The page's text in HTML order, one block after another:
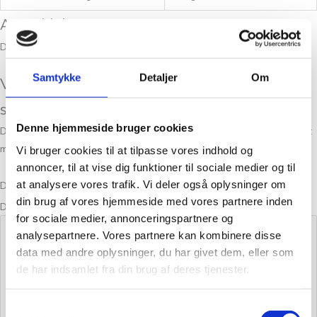
Samtykke Detaljer Om
Denne hjemmeside bruger cookies
Vi bruger cookies til at tilpasse vores indhold og
annoncer, til at vise dig funktioner til sociale medier og til
at analysere vores trafik. Vi deler også oplysninger om
din brug af vores hjemmeside med vores partnere inden
for sociale medier, annonceringspartnere og
analysepartnere. Vores partnere kan kombinere disse
data med andre oplysninger, du har givet dem, eller som
de har indsamlet fra din brug af deres tjenester.
Anmeldelser
Der er endnu ikke nogle anmeldelser.
Vær den første til at anmelde “Cirkler på
stribe – Orange – pung”
Din e-mailadresse vil ikke blive publiceret. Krævede felter er markeret
med*
Din bedømmelse
Din anmeldelse *